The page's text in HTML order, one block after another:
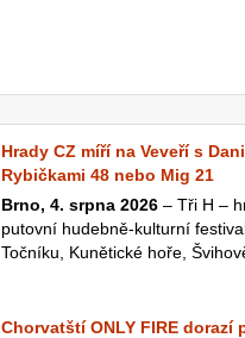
Hrady CZ míří na Veveří s
Rybičkami 48 nebo Mig 21
Brno, 4. srpna 2026 – Tři H –
putovní hudebně-kulturní
Točníku, Kunětické hoře,
Chorvatští ONLY FIRE dorazí